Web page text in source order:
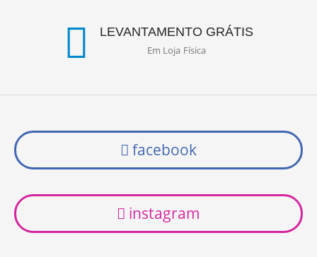
LEVANTAMENTO GRÁTIS
Em Loja Física
facebook
instagram